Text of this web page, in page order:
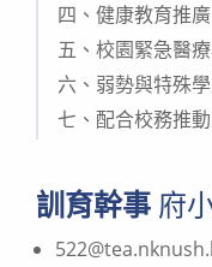
四、健康教育推廣
五、校園緊急醫
六、弱勢與特殊
七、配合校務推
訓育幹事 府